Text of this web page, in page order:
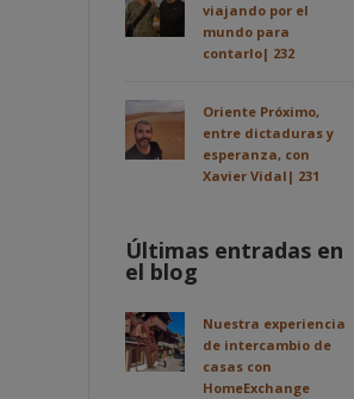
viajando por el
mundo para
contarlo| 232
Oriente Próximo,
entre dictaduras y
esperanza, con
Xavier Vidal| 231
Últimas entradas en
el blog
Nuestra experiencia
de intercambio de
casas con
HomeExchange